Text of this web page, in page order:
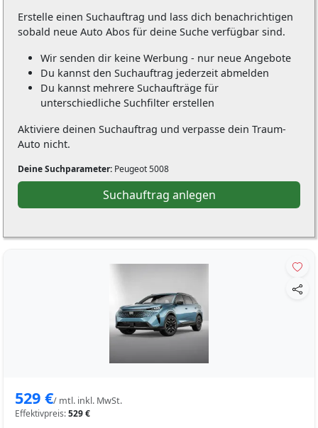
Erstelle einen Suchauftrag und lass dich benachrichtigen
sobald neue Auto Abos für deine Suche verfügbar sind.
Wir senden dir keine Werbung - nur neue Angebote
Du kannst den Suchauftrag jederzeit abmelden
Du kannst mehrere Suchaufträge für
unterschiedliche Suchfilter erstellen
Aktiviere deinen Suchauftrag und verpasse dein Traum-
Auto nicht.
Deine Suchparameter: Peugeot 5008
Suchauftrag anlegen
529 €/ mtl. inkl. MwSt.
Effektivpreis:529 €